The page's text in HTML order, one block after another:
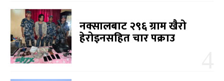
नक्सालबाट २९६ ग्राम खैरो
हेरोइनसहित चार पक्राउ